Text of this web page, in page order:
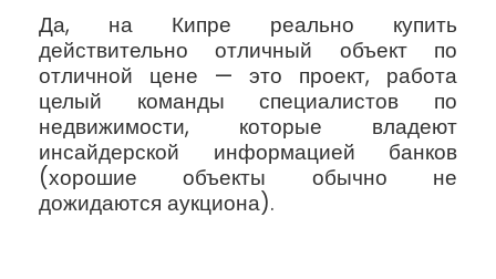
Да, на Кипре реально купить
действительно отличный объект по
отличной цене — это проект, работа
целый команды специалистов по
недвижимости, которые владеют
инсайдерской информацией банков
(хорошие объекты обычно не
дожидаются аукциона).